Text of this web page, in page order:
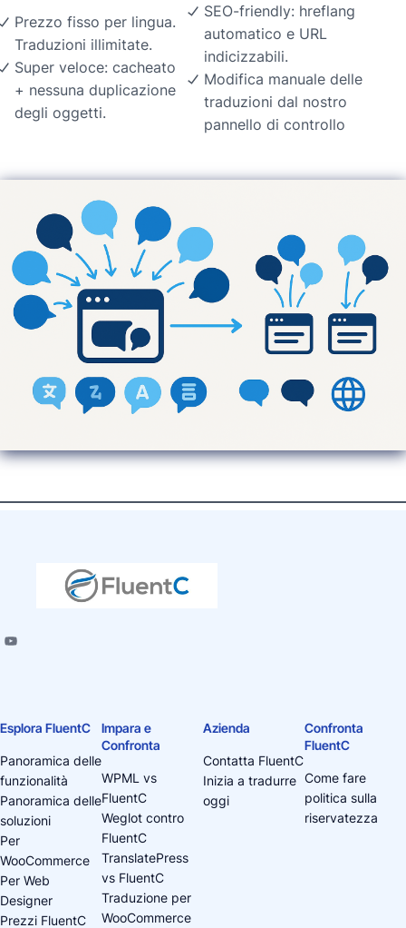
Prezzo fisso per lingua.
Traduzioni illimitate.
Super veloce: cacheato
+ nessuna duplicazione
degli oggetti.
SEO-friendly: hreflang
automatico e URL
indicizzabili.
Modifica manuale delle
traduzioni dal nostro
pannello di controllo
Esplora FluentC
Panoramica delle
funzionalità
Panoramica delle
soluzioni
Per
WooCommerce
Per Web
Designer
Prezzi FluentC
Impara e
Confronta
WPML vs
FluentC
Weglot contro
FluentC
TranslatePress
vs FluentC
Traduzione per
WooCommerce
Azienda
Contatta FluentC
Inizia a tradurre
oggi
Confronta
FluentC
Come fare
politica sulla
riservatezza